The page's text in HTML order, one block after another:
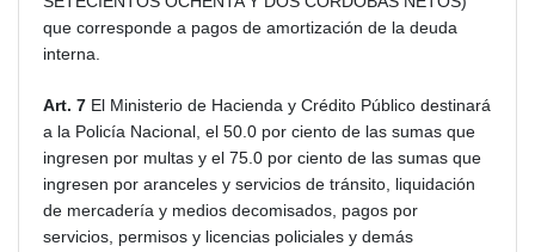
que corresponde a pagos de amortización de la deuda
interna.
Art. 7 El Ministerio de Hacienda y Crédito Público destinará
a la Policía Nacional, el 50.0 por ciento de las sumas que
ingresen por multas y el 75.0 por ciento de las sumas que
ingresen por aranceles y servicios de tránsito, liquidación
de mercadería y medios decomisados, pagos por
servicios, permisos y licencias policiales y demás